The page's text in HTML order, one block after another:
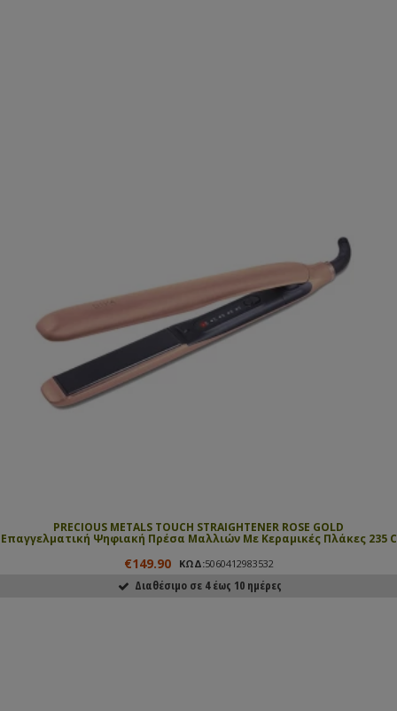
PRECIOUS METALS TOUCH STRAIGHTENER ROSE GOLD
Επαγγελματική Ψηφιακή Πρέσα Μαλλιών Με Κεραμικές Πλάκες 235 C
€149.90 ΚΩΔ:5060412983532
Διαθέσιμο σε 4 έως 10 ημέρες